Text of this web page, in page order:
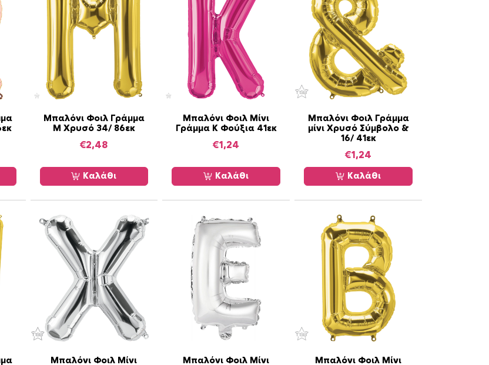
σ
ό
κ
σ
ό
α
Μπαλόνι Φοιλ Γράμμα
M Χρυσό 34/ 86εκ
€2,48
Καλάθι
Μπαλόνι Φοιλ Μίνι
Γράμμα K Φούξια 41εκ
€1,24
Καλάθι
Μπαλόνι Φοιλ Γράμμα
μίνι Χρυσό Σύμβολο &
16/ 41εκ
€1,24
Καλάθι
Μπαλόνι Φοιλ Μίνι
Μπαλόνι Φοιλ Μίνι
Μπαλόνι Φοιλ Μίνι